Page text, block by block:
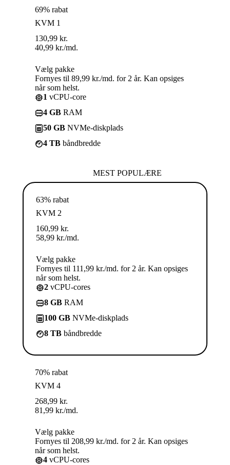
69% rabat
KVM 1
130,99 kr.
40,99 kr./md.
Vælg pakke
Fornyes til 89,99 kr./md. for 2 år. Kan opsiges
når som helst.
1 vCPU-core
4 GB RAM
50 GB NVMe-diskplads
4 TB båndbredde
MEST POPULÆRE
63% rabat
KVM 2
160,99 kr.
58,99 kr./md.
Vælg pakke
Fornyes til 111,99 kr./md. for 2 år. Kan opsiges
når som helst.
2 vCPU-cores
8 GB RAM
100 GB NVMe-diskplads
8 TB båndbredde
70% rabat
KVM 4
268,99 kr.
81,99 kr./md.
Vælg pakke
Fornyes til 208,99 kr./md. for 2 år. Kan opsiges
når som helst.
4 vCPU-cores